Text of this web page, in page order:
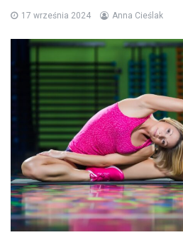
17 września 2024 Anna Cieślak